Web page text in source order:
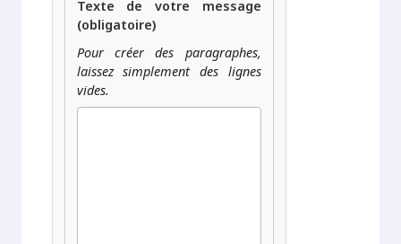
Texte de votre message
(obligatoire)
Pour créer des paragraphes,
laissez simplement des lignes
vides.